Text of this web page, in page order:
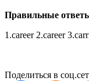
Правильные
1.career 2.career
Поделиться в